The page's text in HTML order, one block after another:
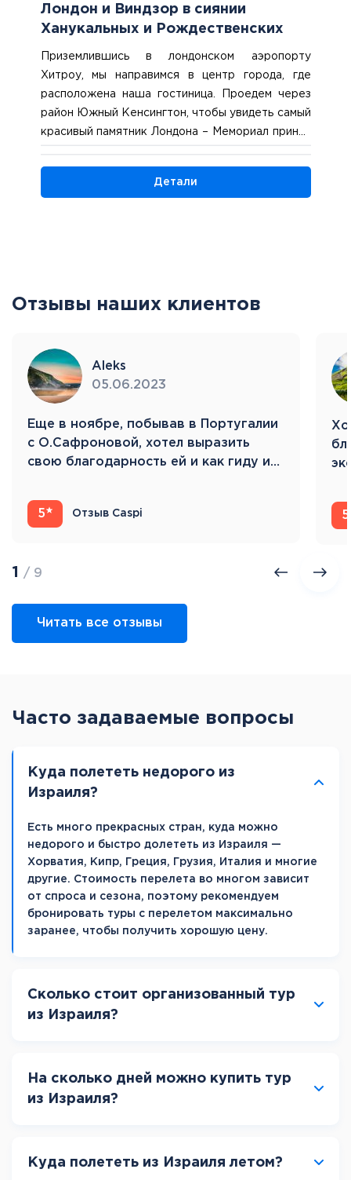
Лондон и Виндзор в сиянии
Ханукальных и Рождественских
огней
Приземлившись в лондонском аэропорту
Хитроу, мы направимся в центр города, где
расположена наша гостиница. Проедем через
район Южный Кенсингтон, чтобы увидеть самый
красивый памятник Лондона – Мемориал принца
и великолепные здания в стиле королевы Анны
с характерными фасадами из красного кирпича,
Стрит, по авангардной, яркой, вечно молодой
бьется пульс неутомимого города! В нашем
распоряжении – проездной билет на все виды
общественного транспорта в центре Лондона,
удобно. 5 ночей в Лондоне.
Детали
Отзывы наших клиентов
Aleks
05.06.2023
Eще в ноябре, побывав в Португалии
с О.Сафроновой, хотел выразить
свою благодарность ей и как гиду и…
5 Отзыв Caspi 5
1 / 9
Читать все отзывы
Часто задаваемые вопросы
Куда полететь недорого из
Израиля?
Есть много прекрасных стран, куда можно
недорого и быстро долететь из Израиля —
Хорватия, Кипр, Греция, Грузия, Италия и многие
другие. Стоимость перелета во многом зависит
от спроса и сезона, поэтому рекомендуем
бронировать туры с перелетом максимально
заранее, чтобы получить хорошую цену.
Сколько стоит организованный тур
из Израиля?
На сколько дней можно купить тур
из Израиля?
Куда полететь из Израиля летом?